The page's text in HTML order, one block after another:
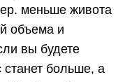
меньше живота
объема и
вы будете
станет больше, а